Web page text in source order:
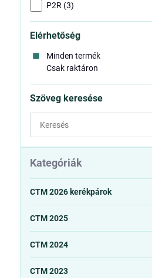
P2R (3)
Elérhetőség
Minden termék
Csak raktáron
Szöveg keresése
szűrési
eredmények
teljes
szövegben
Kategóriák
CTM 2026 kerékpárok
CTM 2025
CTM 2024
CTM 2023